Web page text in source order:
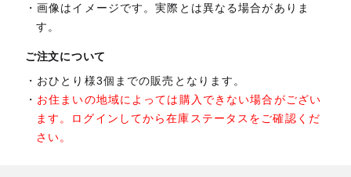
画像はイメージです。実際とは異なる場合がありま
す。
ご注文について
おひとり様3個までの販売となります。
お住まいの地域によっては購入できない場合がござい
ます。ログインしてから在庫ステータスをご確認くだ
さい。